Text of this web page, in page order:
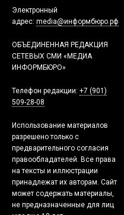
Электронный
адрес: media@информбюро.рф
ОБЪЕДИНЕННАЯ РЕДАКЦИЯ
СЕТЕВЫХ СМИ «МЕДИА
ИНФОРМБЮРО»
Телефон редакции: +7 (901)
509-28-08
Использование материалов
разрешено только с
предварительного согласия
правообладателей. Все права
на тексты и иллюстрации
принадлежат их авторам. Сайт
может содержать материалы,
не предназначенные для лиц